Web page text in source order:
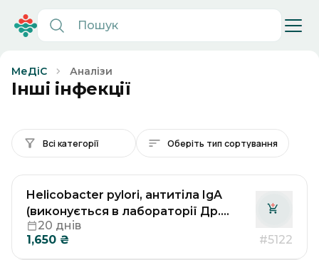
МеДіС Аналізи
Інші інфекції
Всі категорії Оберіть тип сортування
Helicobacter pylori, антитіла IgA
(виконується в лабораторії Др.
Рьодгера у Німеччині)
20 днів
1,650 ₴ #5122